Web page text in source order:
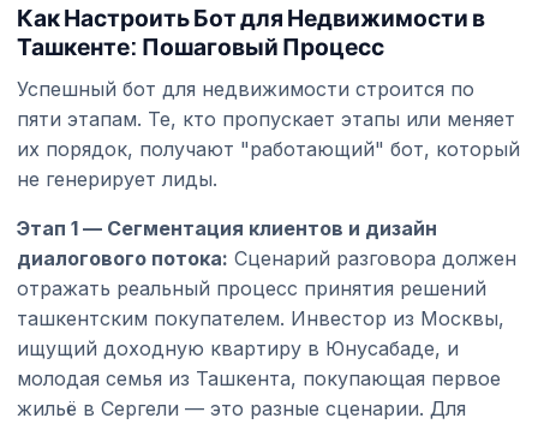
Как Настроить Бот для Недвижимости в
Ташкенте: Пошаговый Процесс
Успешный бот для недвижимости строится по
пяти этапам. Те, кто пропускает этапы или меняет
их порядок, получают "работающий" бот, который
не генерирует лиды.
Этап 1 — Сегментация клиентов и дизайн
диалогового потока: Сценарий разговора должен
отражать реальный процесс принятия решений
ташкентским покупателем. Инвестор из Москвы,
ищущий доходную квартиру в Юнусабаде, и
молодая семья из Ташкента, покупающая первое
жильё в Сергели — это разные сценарии. Для